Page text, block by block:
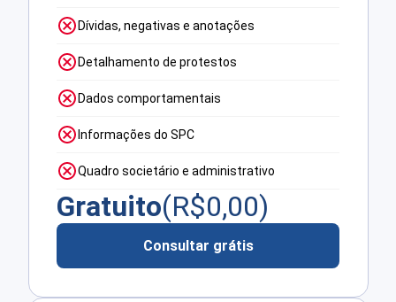
Dívidas, negativas e anotações
Detalhamento de protestos
Dados comportamentais
Informações do SPC
Quadro societário e administrativo
Gratuito(R$0,00)
Consultar grátis